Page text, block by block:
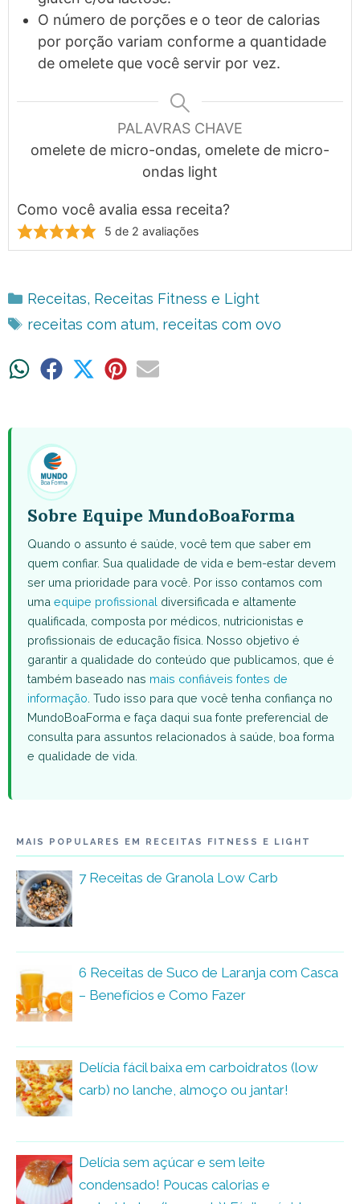
O número de porções e o teor de calorias
por porção variam conforme a quantidade
de omelete que você servir por vez.
PALAVRAS CHAVE
omelete de micro-ondas, omelete de micro-
ondas light
Como você avalia essa receita?
5 de 2 avaliações
Categorias
Receitas, Receitas Fitness e Light
Tags
receitas com atum, receitas com ovo
ShareShare ShareShareShare
Sobre Equipe MundoBoaForma
Quando o assunto é saúde, você tem que saber em
quem confiar. Sua qualidade de vida e bem-estar devem
ser uma prioridade para você. Por isso contamos com
uma equipe profissional diversificada e altamente
qualificada, composta por médicos, nutricionistas e
profissionais de educação física. Nosso objetivo é
garantir a qualidade do conteúdo que publicamos, que é
também baseado nas mais confiáveis fontes de
informação . Tudo isso para que você tenha confiança no
MundoBoaForma e faça daqui sua fonte preferencial de
consulta para assuntos relacionados à saúde, boa forma
e qualidade de vida.
MAIS POPULARES EM RECEITAS FITNESS E LIGHT
7 Receitas de Granola Low Carb
6 Receitas de Suco de Laranja com Casca
– Benefícios e Como Fazer
Delícia fácil baixa em carboidratos (low
carb) no lanche, almoço ou jantar!
Delícia sem açúcar e sem leite
condensado! Poucas calorias e